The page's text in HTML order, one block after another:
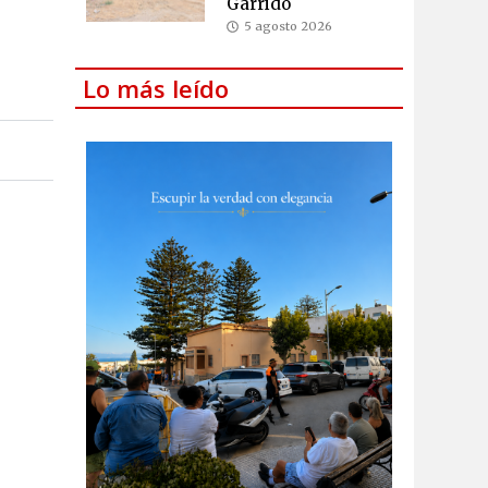
5 agosto 2026
Lo más leído